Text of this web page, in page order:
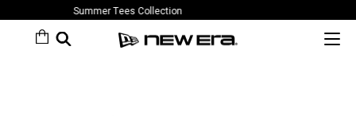
Summer Tees Collection